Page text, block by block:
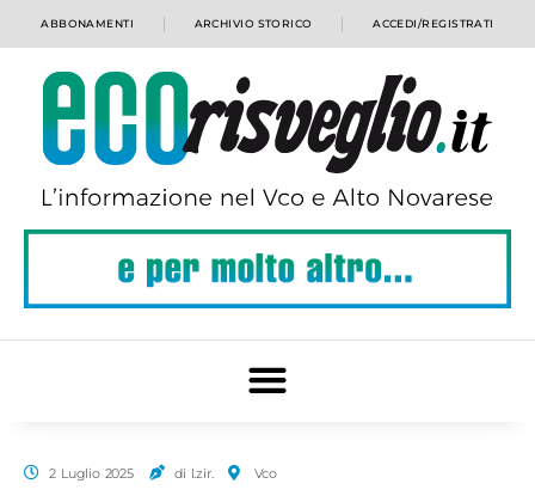
ABBONAMENTI ARCHIVIO STORICO ACCEDI/REGISTRATI
2 Luglio 2025 di l.zir. Vco